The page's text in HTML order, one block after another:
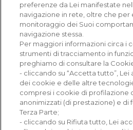
Ricerca e
Corsi e
Prove di
Vita da studente
preferenze da Lei manifestate
navigazione in rete, oltre che per
monitoraggio dei Suoi
navigazione stessa.
Per maggiori informazioni circa i
strumenti di tracciamento in
preghiamo di consultare la
- cliccando su “Accetta tutto”, Lei
dei cookie e delle altre
compresi i cookie di profilazione
anonimizzati (di prestazione) e di
Terza Parte;
- cliccando su Rifiuta tutto, Lei